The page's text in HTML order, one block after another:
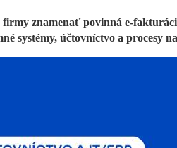
znamenať povinná e-
systémy, účtovníctvo a procesy